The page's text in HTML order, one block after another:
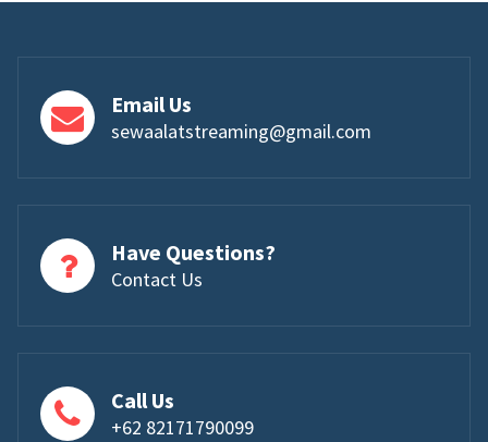
Email Us
sewaalatstreaming@gmail.com
Have Questions?
Contact Us
Call Us
+62 82171790099